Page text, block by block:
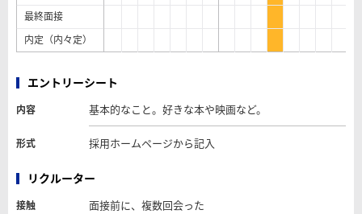
最終面接
内定（内々定）
エントリーシート
内容 基本的なこと。好きな本や映画など。
形式 採用ホームページから記入
リクルーター
接触 面接前に、複数回会った